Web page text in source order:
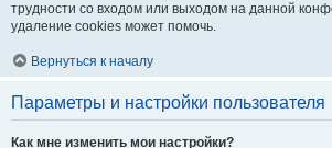
трудности со входом или выходом на данной
удаление cookies может помочь.
Вернуться к началу
Параметры и настройки пользователя
Как мне изменить мои настройки?